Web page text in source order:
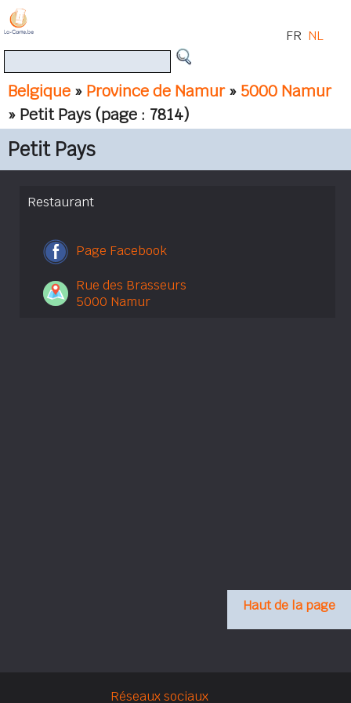
Belgique » Province de Namur» 5000 Namur
» Petit Pays (page : 7814)
FR NL
Petit Pays
Restaurant
Page Facebook
Rue des Brasseurs
5000 Namur
Haut de la page
Réseaux sociaux